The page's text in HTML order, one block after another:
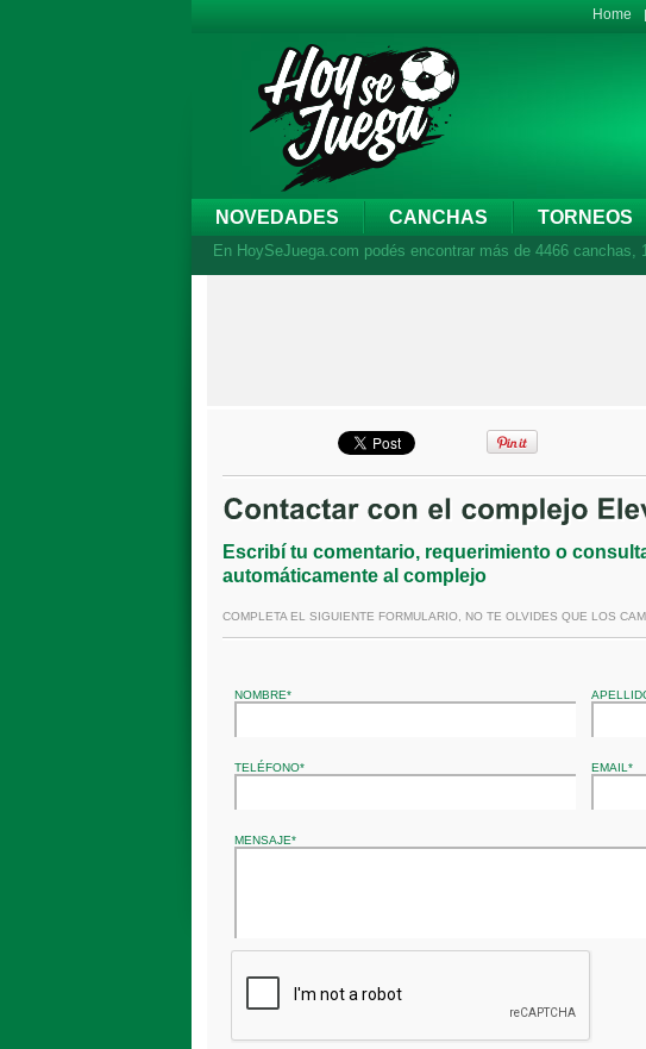
Home
NOVEDADES CANCHAS TORNEOS
En HoySeJuega.com podés encontrar más de 4466
Escribí tu comentario, requerimiento o
automáticamente al complejo
COMPLETA EL SIGUIENTE FORMULARIO, NO TE OLVIDES QUE LOS
NOMBRE*
TELÉFONO* EMAIL*
MENSAJE*